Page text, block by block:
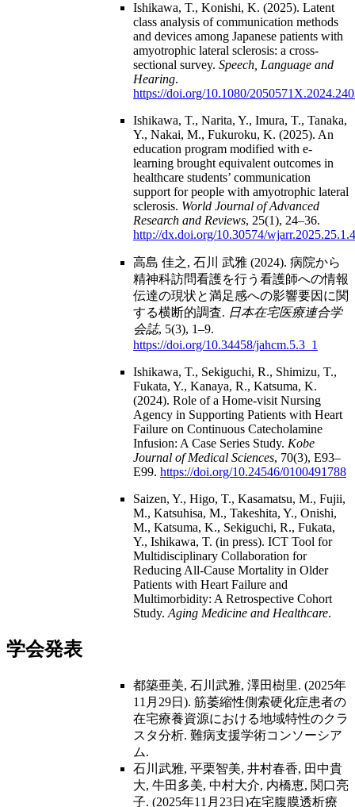
Ishikawa, T., Konishi, K. (2025). Latent
class analysis of communication methods
and devices among Japanese patients with
amyotrophic lateral sclerosis: a cross-
sectional survey. Speech, Language and
Hearing.
https://doi.org/10.1080/
Ishikawa, T., Narita, Y., Imura, T., Tanaka,
Y., Nakai, M., Fukuroku, K. (2025). An
education program modified with e-
learning brought equivalent outcomes in
healthcare students’ communication
support for people with amyotrophic lateral
sclerosis. World Journal of Advanced
Research and Reviews, 25(1), 24–36.
http://dx.doi.org/10.30574/
高島 佳之, 石川 武雅 (2024). 病院から
精神科訪問看護を行う看護師への情報
伝達の現状と満足感への影響要因に関
する横断的調査. 日本在宅医療連合学
会誌, 5(3), 1–9.
https://doi.org/10.34458/jahcm.5.3_1
Ishikawa, T., Sekiguchi, R., Shimizu, T.,
Fukata, Y., Kanaya, R., Katsuma, K.
(2024). Role of a Home-visit Nursing
Agency in Supporting Patients with Heart
Failure on Continuous Catecholamine
Infusion: A Case Series Study. Kobe
Journal of Medical Sciences, 70(3), E93–
E99. https://doi.org/10.24546/0100491788
Saizen, Y., Higo, T., Kasamatsu, M., Fujii,
M., Katsuhisa, M., Takeshita, Y., Onishi,
M., Katsuma, K., Sekiguchi, R., Fukata,
Y., Ishikawa, T. (in press). ICT Tool for
Multidisciplinary Collaboration for
Reducing All-Cause Mortality in Older
Patients with Heart Failure and
Multimorbidity: A Retrospective Cohort
Study. Aging Medicine and Healthcare.
学会発表
都築亜美, 石川武雅, 澤田樹里. (2025年
11月29日). 筋萎縮性側索硬化症患者の
在宅療養資源における地域特性のクラ
スタ分析. 難病支援学術コンソーシア
ム.
石川武雅, 平栗智美, 井村春香, 田中貴
大, 牛田多美, 中村大介, 内橋恵, 関口亮
子. (2025年11月23日)在宅腹膜透析療